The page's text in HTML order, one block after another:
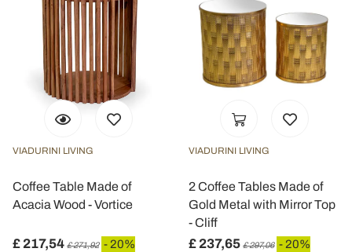
VIADURINI LIVING
Coffee Table Made of
Acacia Wood - Vortice
£ 217,54 £ 271,92 - 20%
VIADURINI LIVING
2 Coffee Tables Made of
Gold Metal with Mirror Top
- Cliff
£ 237,65 £ 297,06 - 20%